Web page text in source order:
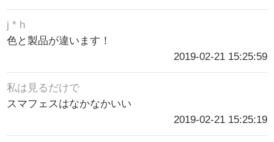
j * h
色と製品が違います！
2019-02-21 15:25:59
私は見るだけで
スマフェスはなかなかいい
2019-02-21 15:25:19